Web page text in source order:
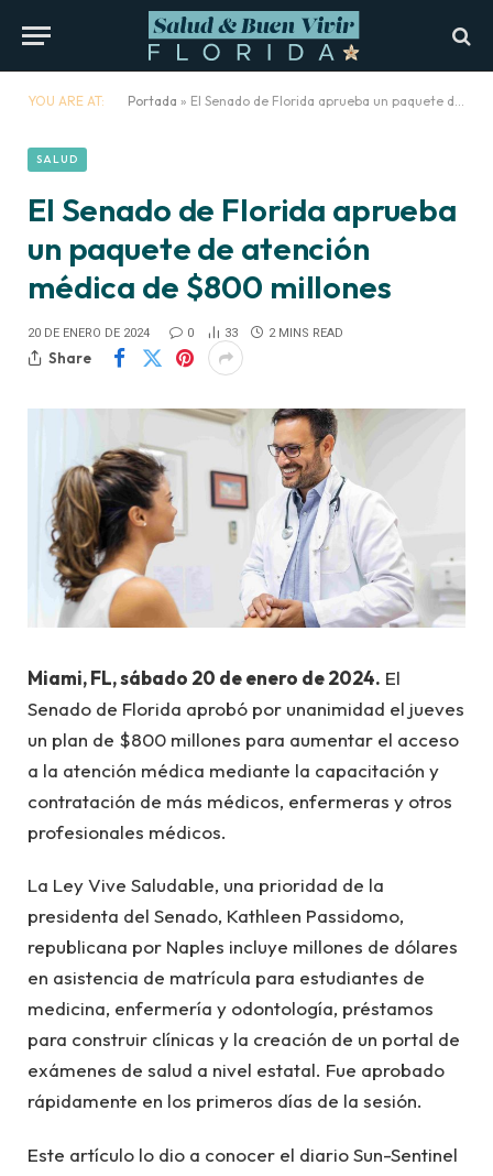
YOU ARE AT: Portada » El Senado de Florida aprueba un paquete de atención médica de $800 millones
SALUD
El Senado de Florida aprueba
un paquete de atención
médica de $800 millones
20 DE ENERO DE 2024 0 33 2 MINS READ
Share
Miami, FL, sábado 20 de enero de 2024. El
Senado de Florida aprobó por unanimidad el jueves
un plan de $800 millones para aumentar el acceso
a la atención médica mediante la capacitación y
contratación de más médicos, enfermeras y otros
profesionales médicos.
La Ley Vive Saludable, una prioridad de la
presidenta del Senado, Kathleen Passidomo,
republicana por Naples incluye millones de dólares
en asistencia de matrícula para estudiantes de
medicina, enfermería y odontología, préstamos
para construir clínicas y la creación de un portal de
exámenes de salud a nivel estatal. Fue aprobado
rápidamente en los primeros días de la sesión.
Este artículo lo dio a conocer el diario Sun-Sentinel